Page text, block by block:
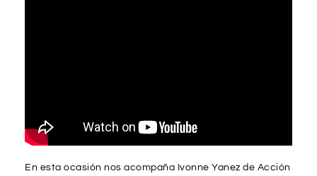
En esta ocasión nos acompaña Ivonne Yanez de Acción